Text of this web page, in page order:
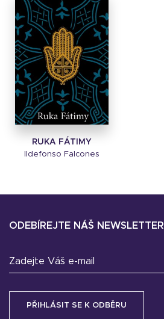
RUKA FÁTIMY
Ildefonso Falcones
ODEBÍREJTE NÁŠ NEWSLETTER
Zadejte Váš e-mail